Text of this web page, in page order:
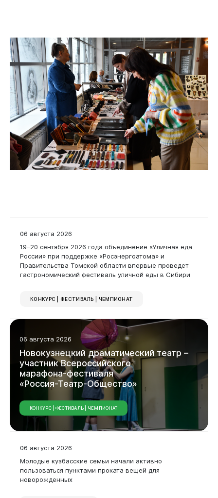
06 августа 2026
19–20 сентября 2026 года объединение «Уличная еда
России» при поддержке «Росэнергоатома» и
Правительства Томской области впервые проведет
гастрономический фестиваль уличной еды в Сибири
КОНКУРС | ФЕСТИВАЛЬ | ЧЕМПИОНАТ
06 августа 2026
Новокузнецкий драматический театр –
участникВсероссийского
марафона-фестиваля
«Россия-Театр-Общество»
КОНКУРС | ФЕСТИВАЛЬ | ЧЕМПИОНАТ
06 августа 2026
Молодые кузбасские семьи начали активно
пользоваться пунктами проката вещей для
новорожденных